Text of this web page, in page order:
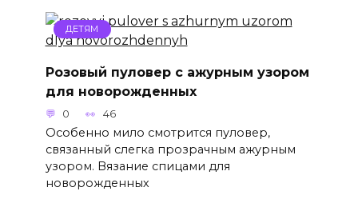
ДЕТЯМ
Розовый пуловер с ажурным узором
для новорожденных
0 46
Особенно мило смотрится пуловер,
связанный слегка прозрачным ажурным
узором. Вязание спицами для
новорожденных